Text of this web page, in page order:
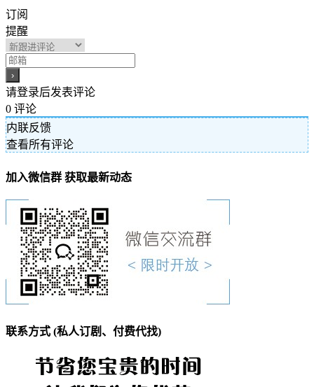
订阅
提醒
请登录后发表评论
0 评论
内联反馈
查看所有评论
加入微信群 获取最新动态
联系方式 (私人订剧、付费代找)